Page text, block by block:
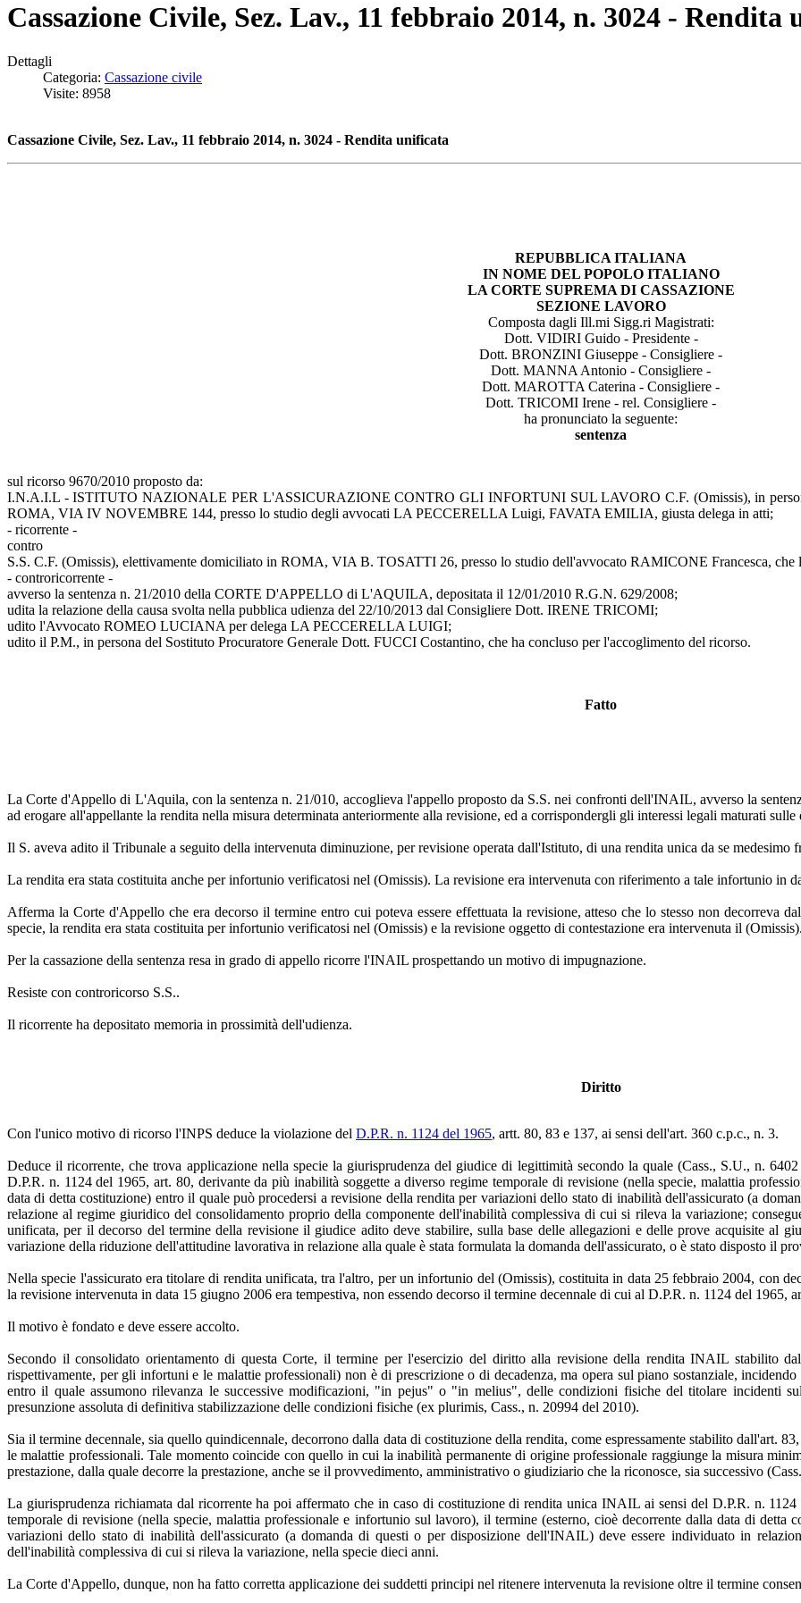
Cassazione Civile, Sez. Lav., 11 febbraio 2014, n. 3024 - Rendita
Dettagli
Categoria: Cassazione civile
Visite: 8958
Cassazione Civile, Sez. Lav., 11 febbraio 2014, n. 3024 - Rendita unificata
REPUBBLICA ITALIANA
IN NOME DEL POPOLO ITALIANO
LA CORTE SUPREMA DI CASSAZIONE
SEZIONE LAVORO
Composta dagli Ill.mi Sigg.ri Magistrati:
Dott. VIDIRI Guido - Presidente -
Dott. BRONZINI Giuseppe - Consigliere -
Dott. MANNA Antonio - Consigliere -
Dott. MAROTTA Caterina - Consigliere -
Dott. TRICOMI Irene - rel. Consigliere -
ha pronunciato la seguente:
sentenza
sul ricorso 9670/2010 proposto da:
I.N.A.I.L - ISTITUTO NAZIONALE PER L'ASSICURAZIONE CONTRO GLI INFORTUNI SUL LAVORO C.F. (Omissis), in persona
ROMA, VIA IV NOVEMBRE 144, presso lo studio degli avvocati LA PECCERELLA Luigi, FAVATA EMILIA, giusta delega in atti;
- ricorrente -
contro
S.S. C.F. (Omissis), elettivamente domiciliato in ROMA, VIA B. TOSATTI 26, presso lo studio dell'avvocato RAMICONE Francesca, che
- controricorrente -
avverso la sentenza n. 21/2010 della CORTE D'APPELLO di L'AQUILA, depositata il 12/01/2010 R.G.N. 629/2008;
udita la relazione della causa svolta nella pubblica udienza del 22/10/2013 dal Consigliere Dott. IRENE TRICOMI;
udito l'Avvocato ROMEO LUCIANA per delega LA PECCERELLA LUIGI;
udito il P.M., in persona del Sostituto Procuratore Generale Dott. FUCCI Costantino, che ha concluso per l'accoglimento del ricorso.
Fatto
La Corte d'Appello di L'Aquila, con la sentenza n. 21/010, accoglieva l'appello proposto da S.S. nei confronti dell'INAIL, avverso la
ad erogare all'appellante la rendita nella misura determinata anteriormente alla revisione, ed a corrispondergli gli interessi legali maturati
Il S. aveva adito il Tribunale a seguito della intervenuta diminuzione, per revisione operata dall'Istituto, di una rendita unica da se medesimo
La rendita era stata costituita anche per infortunio verificatosi nel (Omissis). La revisione era intervenuta con riferimento a tale infortunio in
Afferma la Corte d'Appello che era decorso il termine entro cui poteva essere effettuata la revisione, atteso che lo stesso non decorreva
specie, la rendita era stata costituita per infortunio verificatosi nel (Omissis) e la revisione oggetto di contestazione era intervenuta il (Omissis).
Per la cassazione della sentenza resa in grado di appello ricorre l'INAIL prospettando un motivo di impugnazione.
Resiste con controricorso S.S..
Il ricorrente ha depositato memoria in prossimità dell'udienza.
Diritto
Con l'unico motivo di ricorso l'INPS deduce la violazione del D.P.R. n. 1124 del 1965, artt. 80, 83 e 137, ai sensi dell'art. 360 c.p.c., n. 3.
Deduce il ricorrente, che trova applicazione nella specie la giurisprudenza del giudice di legittimità secondo la quale (Cass., S.U., n.
D.P.R. n. 1124 del 1965, art. 80, derivante da più inabilità soggette a diverso regime temporale di revisione (nella specie, malattia
data di detta costituzione) entro il quale può procedersi a revisione della rendita per variazioni dello stato di inabilità dell'assicurato (a
relazione al regime giuridico del consolidamento proprio della componente dell'inabilità complessiva di cui si rileva la variazione;
unificata, per il decorso del termine della revisione il giudice adito deve stabilire, sulla base delle allegazioni e delle prove acquisite al
variazione della riduzione dell'attitudine lavorativa in relazione alla quale è stata formulata la domanda dell'assicurato, o è stato disposto il
Nella specie l'assicurato era titolare di rendita unificata, tra l'altro, per un infortunio del (Omissis), costituita in data 25 febbraio 2004, con
la revisione intervenuta in data 15 giugno 2006 era tempestiva, non essendo decorso il termine decennale di cui al D.P.R. n. 1124 del 1965,
Il motivo è fondato e deve essere accolto.
Secondo il consolidato orientamento di questa Corte, il termine per l'esercizio del diritto alla revisione della rendita INAIL stabilito
rispettivamente, per gli infortuni e le malattie professionali) non è di prescrizione o di decadenza, ma opera sul piano sostanziale,
entro il quale assumono rilevanza le successive modificazioni, "in pejus" o "in melius", delle condizioni fisiche del titolare incidenti
presunzione assoluta di definitiva stabilizzazione delle condizioni fisiche (ex plurimis, Cass., n. 20994 del 2010).
Sia il termine decennale, sia quello quindicennale, decorrono dalla data di costituzione della rendita, come espressamente stabilito dall'art.
le malattie professionali. Tale momento coincide con quello in cui la inabilità permanente di origine professionale raggiunge la misura
prestazione, dalla quale decorre la prestazione, anche se il provvedimento, amministrativo o giudiziario che la riconosce, sia successivo
La giurisprudenza richiamata dal ricorrente ha poi affermato che in caso di costituzione di rendita unica INAIL ai sensi del D.P.R. n.
temporale di revisione (nella specie, malattia professionale e infortunio sul lavoro), il termine (esterno, cioè decorrente dalla data di detta
variazioni dello stato di inabilità dell'assicurato (a domanda di questi o per disposizione dell'INAIL) deve essere individuato in
dell'inabilità complessiva di cui si rileva la variazione, nella specie dieci anni.
La Corte d'Appello, dunque, non ha fatto corretta applicazione dei suddetti principi nel ritenere intervenuta la revisione oltre il termine